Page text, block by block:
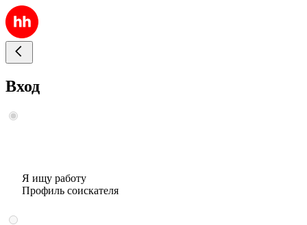
Вход
Я ищу работу
Профиль соискателя